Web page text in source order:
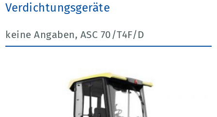
Verdichtungsgeräte
keine Angaben, ASC 70/T4F/D